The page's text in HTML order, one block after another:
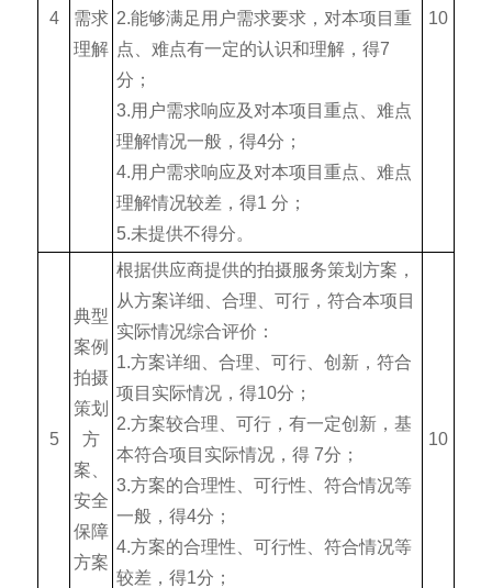
4
需求
理解
2.能够满足用户需求要求，对本项目重
点、难点有一定的认识和理解，得7
分；
3.用户需求响应及对本项目重点、难点
理解情况一般，得4分；
4.用户需求响应及对本项目重点、难点
理解情况较差，得1 分；
5.未提供不得分。
10
5
典型
案例
拍摄
策划
方
案、
安全
保障
方案
根据供应商提供的拍摄服务策划方案，
从方案详细、合理、可行，符合本项目
实际情况综合评价：
1.方案详细、合理、可行、创新，符合
项目实际情况，得10分；
2.方案较合理、可行，有一定创新，基
本符合项目实际情况，得 7分；
3.方案的合理性、可行性、符合情况等
一般，得4分；
4.方案的合理性、可行性、符合情况等
较差，得1分；
10